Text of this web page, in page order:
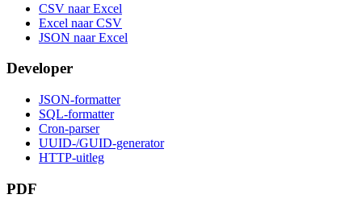
CSV naar Excel
Excel naar CSV
JSON naar Excel
Developer
JSON-formatter
SQL-formatter
Cron-parser
UUID-/GUID-generator
HTTP-uitleg
PDF